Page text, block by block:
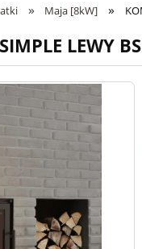
» Maja [8kW] »
LEWY